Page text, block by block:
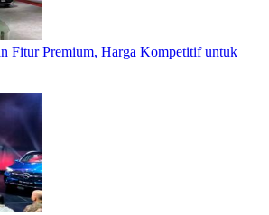
Fitur Premium, Harga Kompetitif untuk